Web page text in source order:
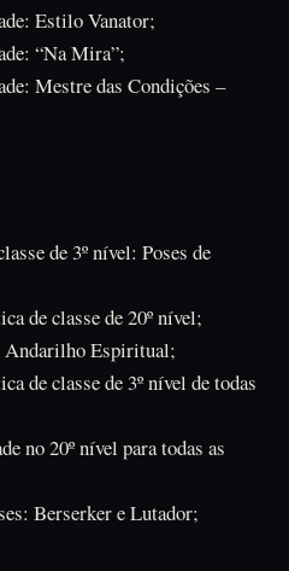
Estilo Vanator;
“Na Mira”;
Mestre das Condições –
de 3º nível: Poses de
de classe de 20º nível;
Andarilho Espiritual;
de classe de 3º nível de todas
no 20º nível para todas as
Berserker e Lutador;